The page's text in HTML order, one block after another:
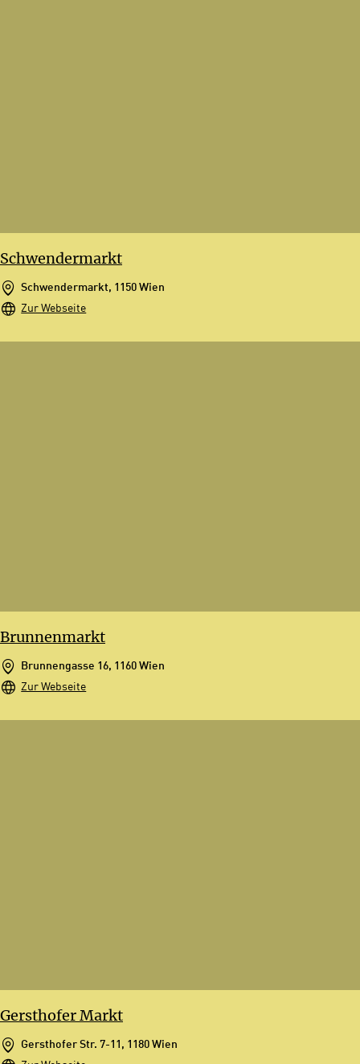
Schwendermarkt
Schwendermarkt, 1150 Wien
Zur Webseite
Brunnenmarkt
Brunnengasse 16, 1160 Wien
Zur Webseite
Gersthofer Markt
Gersthofer Str. 7-11, 1180 Wien